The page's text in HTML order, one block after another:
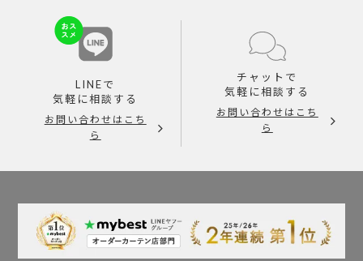
LINEで
気軽に相談する
お問い合わせはこち
ら
チャットで
気軽に相談する
お問い合わせはこち
ら